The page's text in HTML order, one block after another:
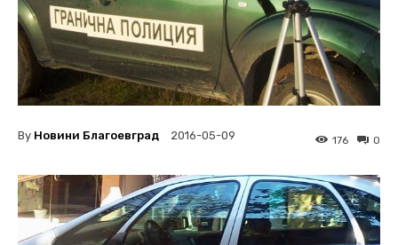
By Новини Благоевград 2016-05-09 0
176